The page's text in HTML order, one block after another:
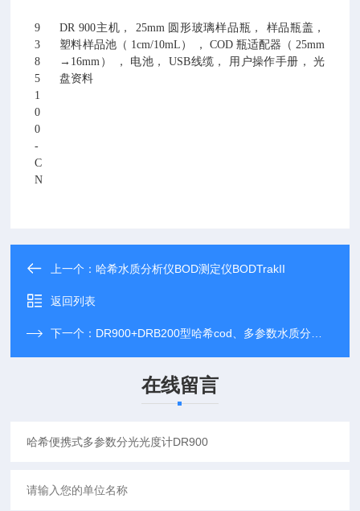
9
3
8
5
1
0
0
-
C
N
DR 900主机， 25mm 圆形玻璃样品瓶， 样品瓶盖，
塑料样品池（ 1cm/10mL ） ，COD瓶适配器（25mm
→16mm ） ， 电池，USB线缆， 用户操作手册， 光
盘资料
上一个：哈希水质分析仪BOD测定仪BODTrakII
返回列表
下一个： DR900+DRB200型哈希cod、多参数水质分析仪
在线留言